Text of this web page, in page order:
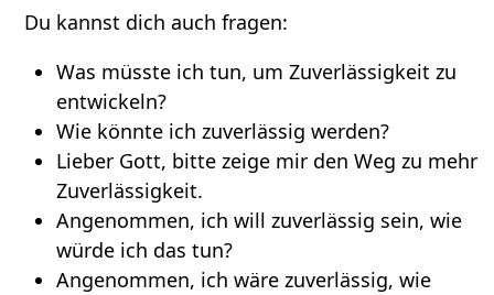
Du kannst dich auch fragen:
Was müsste ich tun, um Zuverlässigkeit zu
entwickeln?
Wie könnte ich zuverlässig werden?
Lieber Gott, bitte zeige mir den Weg zu mehr
Zuverlässigkeit.
Angenommen, ich will zuverlässig sein, wie
würde ich das tun?
Angenommen, ich wäre zuverlässig, wie